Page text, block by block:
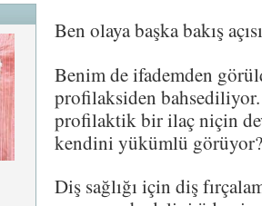
Ben olaya başka bakış
Benim de ifademden
profilaksiden
profilaktik bir ilaç niçin
kendini yükümlü görüyor?
Diş sağlığı için diş